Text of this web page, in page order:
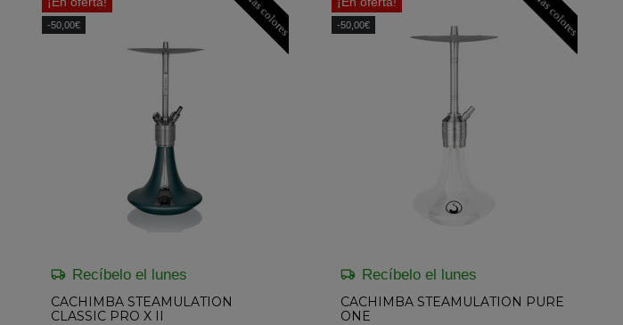
Mas colores
-50,00€
Recíbelo el lunes
CACHIMBA STEAMULATION
CLASSIC PRO X II
Mas colores
-50,00€
Recíbelo el lunes
CACHIMBA STEAMULATION PURE
ONE